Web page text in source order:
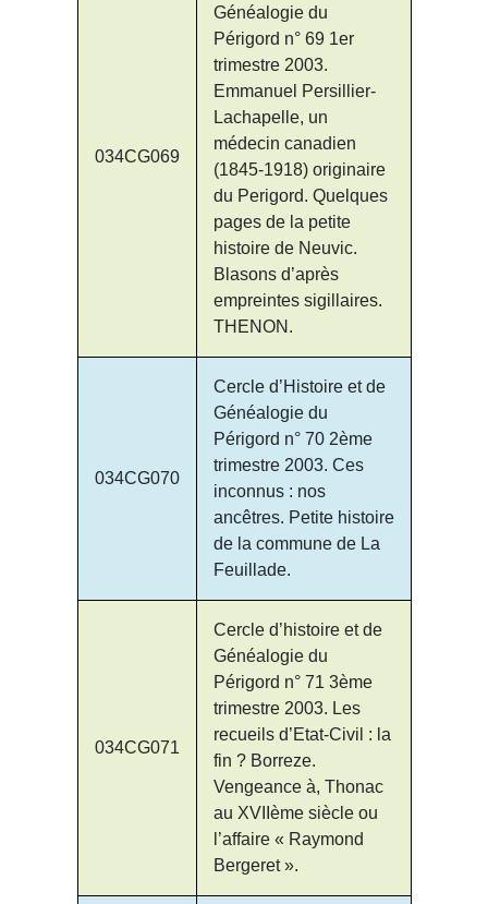
034CG069
Généalogie du
Périgord n° 69 1er
trimestre 2003.
Emmanuel Persillier-
Lachapelle, un
médecin canadien
(1845-1918) originaire
du Perigord. Quelques
pages de la petite
histoire de Neuvic.
Blasons d’après
empreintes sigillaires.
THENON.
034CG070
Cercle d’Histoire et de
Généalogie du
Périgord n° 70 2ème
trimestre 2003. Ces
inconnus : nos
ancêtres. Petite histoire
de la commune de La
Feuillade.
034CG071
Cercle d’histoire et de
Généalogie du
Périgord n° 71 3ème
trimestre 2003. Les
recueils d’Etat-Civil : la
fin ? Borreze.
Vengeance à, Thonac
au XVIIème siècle ou
l’affaire « Raymond
Bergeret ».